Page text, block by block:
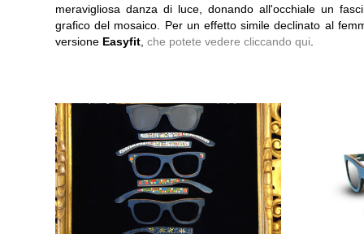
meravigliosa danza di luce, donando all'occhiale un
grafico del mosaico. Per un effetto simile declinato al
versione Easyfit che potete vedere cliccando qui